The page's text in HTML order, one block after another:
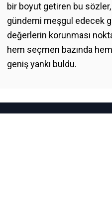
bir boyut getiren bu
gündemi meşgul edecek
değerlerin korunması
hem seçmen bazında
geniş yankı buldu.